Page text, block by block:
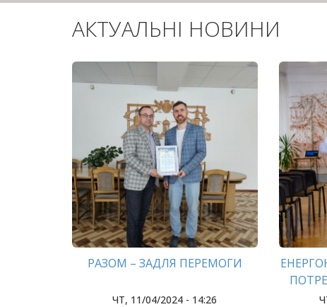
АКТУАЛЬНІ НОВИНИ
РАЗОМ – ЗАДЛЯ ПЕРЕМОГИ
ЧТ, 11/04/2024 - 14:26